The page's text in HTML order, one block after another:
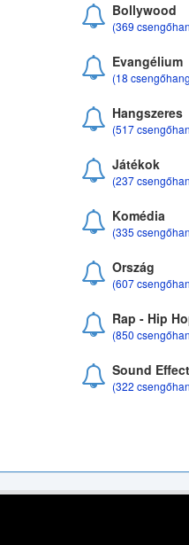
Bollywood
(369
Evangélium
(18
Hangszeres
(517
Játékok
(237
Komédia
(335
Ország
(607
Rap - Hip
(850
Sound
(322